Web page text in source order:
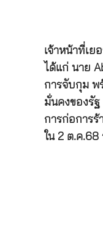
เจ้าหน้าที่เย
ได้แก่ นาย
การจับกุม พ
มั่นคงของรั
การก่อการ
ใน 2 ต.ค